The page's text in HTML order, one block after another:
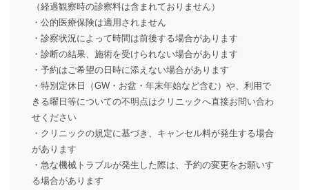
（経過観察時の診察料は含まれておりません）
・公的医療保険は適用されません
・診察状況によって時間は前後する場合があります
・診断の結果、施術を受けられない場合があります
・予約はご希望の日時に添えない場合があります
・特別定休日（GW・お盆・年末年始など含む）や、利用で
きる曜日等についての不明点はクリニックへ直接お問い合わ
せください
・クリニックの規定に基づき、キャンセル料が発生する場合
があります
・急な機械トラブルが発生した際は、予約の変更をお願いす
る場合があります